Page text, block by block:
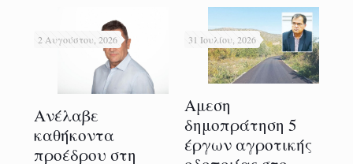
2 Αυγούστου, 2026
Ανέλαβε
καθήκοντα
προέδρου στη
31 Ιουλίου, 2026
Αμεση
δημοπράτηση 5
έργων αγροτικής